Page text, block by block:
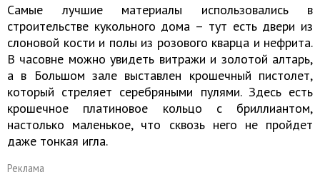
Самые лучшие материалы использовались в
строительстве кукольного дома – тут есть двери из
слоновой кости и полы из розового кварца и нефрита.
В часовне можно увидеть витражи и золотой алтарь,
а в Большом зале выставлен крошечный пистолет,
который стреляет серебряными пулями. Здесь есть
крошечное платиновое кольцо с бриллиантом,
настолько маленькое, что сквозь него не пройдет
даже тонкая игла.
Реклама